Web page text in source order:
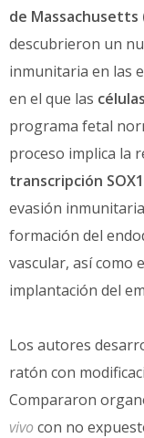
de Massachusetts
descubrieron un
inmunitaria en las
en el que las
programa fetal
proceso implica la
transcripción
evasión
formación del
vascular, así como
implantación del
Los autores
ratón con
Compararon
vivo con no